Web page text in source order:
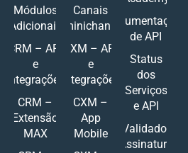
Módulos
Adicionais
CRM – API
e
Integrações
CRM –
Extensão
MAX
Canais
Ominichannel
CXM – API
e
Integrações
CXM –
App
Mobile
Documentações
de API
Status
dos
Serviços
e API
Validador
Assinatura